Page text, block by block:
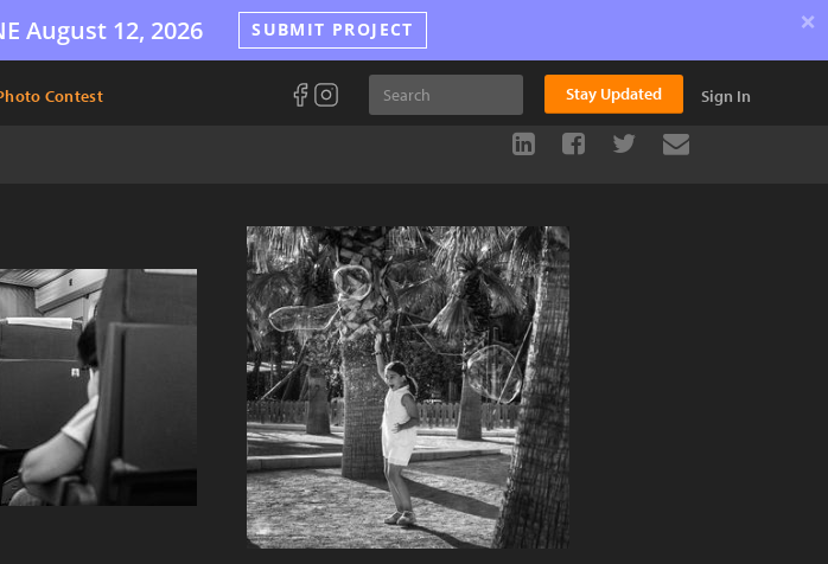
August 12, 2026 SUBMIT PROJECT ×
Contest Stay Updated Sign In